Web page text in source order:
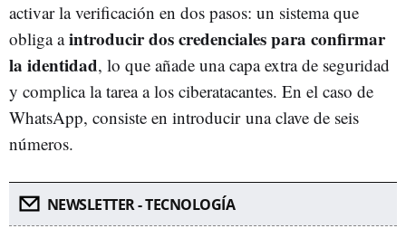
activar la verificación en dos pasos: un sistema que
obliga aintroducir dos credenciales para confirmar
la identidad, lo que añade una capa extra de seguridad
y complica la tarea a los ciberatacantes. En el caso de
WhatsApp, consiste en introducir una clave de seis
números.
NEWSLETTER - TECNOLOGÍA